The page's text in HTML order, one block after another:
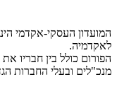
המועדון העסקי-אקדמי
לאקדמיה.
הפורום כולל בין חבריו
מנכ"לים ובעלי החברות